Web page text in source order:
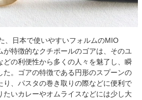
、日本で使いやすいフォルムのMIO
が特徴的なクチポールのゴアは、そのユ
どの利便性から多くの人々を魅了し、瞬
た。ゴアの特徴である円形のスプーンの
り、パスタの巻き取りの際などに便利で
たいカレーやオムライスなどには少し大